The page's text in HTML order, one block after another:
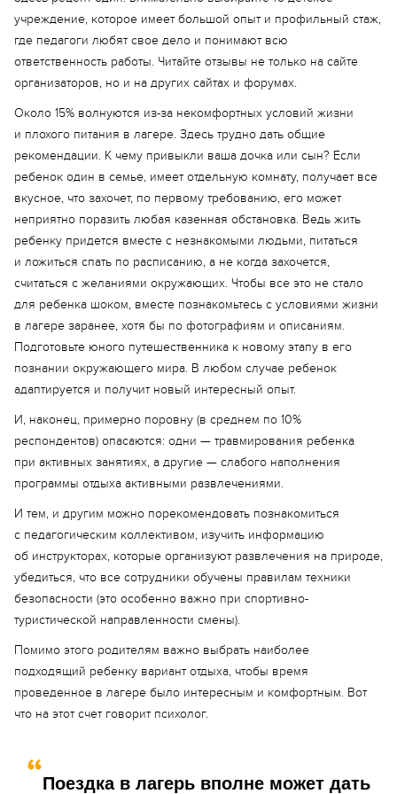
учреждение, которое имеет большой опыт и профильный стаж,
где педагоги любят свое дело и понимают всю
ответственность работы. Читайте отзывы не только на сайте
организаторов, но и на других сайтах и форумах.
Около 15% волнуются из-за некомфортных условий жизни
и плохого питания в лагере. Здесь трудно дать общие
рекомендации. К чему привыкли ваша дочка или сын? Если
ребенок один в семье, имеет отдельную комнату, получает все
вкусное, что захочет, по первому требованию, его может
неприятно поразить любая казенная обстановка. Ведь жить
ребенку придется вместе с незнакомыми людьми, питаться
и ложиться спать по расписанию, а не когда захочется,
считаться с желаниями окружающих. Чтобы все это не стало
для ребенка шоком, вместе познакомьтесь с условиями жизни
в лагере заранее, хотя бы по фотографиям и описаниям.
Подготовьте юного путешественника к новому этапу в его
познании окружающего мира. В любом случае ребенок
адаптируется и получит новый интересный опыт.
И, наконец, примерно поровну (в среднем по 10%
респондентов) опасаются: одни — травмирования ребенка
при активных занятиях, а другие — слабого наполнения
программы отдыха активными развлечениями.
И тем, и другим можно порекомендовать познакомиться
с педагогическим коллективом, изучить информацию
об инструкторах, которые организуют развлечения на природе,
убедиться, что все сотрудники обучены правилам техники
безопасности (это особенно важно при спортивно-
туристической направленности смены).
Помимо этого родителям важно выбрать наиболее
подходящий ребенку вариант отдыха, чтобы время
проведенное в лагере было интересным и комфортным. Вот
что на этот счет говорит психолог.
Поездка в лагерь вполне может дать